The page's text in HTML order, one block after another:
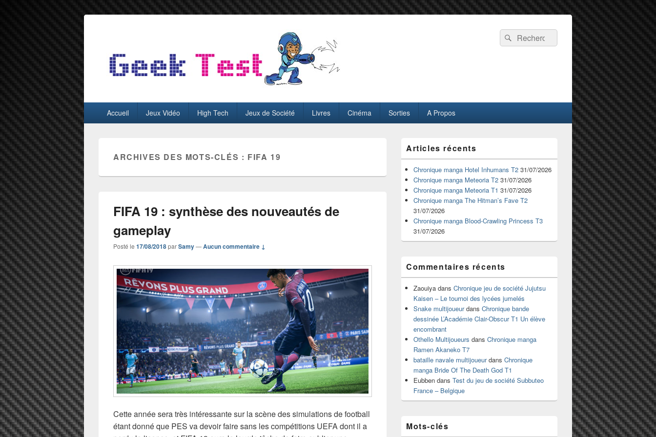
GeekTest
Recherche :
Rechercher
principalAccueil Jeux Vidéo High Tech Jeux de Société Livres Cinéma Sorties A Propos
ARCHIVES DES MOTS-CLÉS : FIFA 19
FIFA 19 : synthèse des nouveautés de
gameplay
Posté le 17/08/2018parSamy—Aucun commentaire ↓
Cette année sera très intéressante sur la scène des simulations de football
étant donné que PES va devoir faire sans les compétitions UEFA dont il a
principale
de
widget
pour
barre
latérale
Articles récents
Chronique manga Hotel Inhumans T2 31/07/2026
Chronique manga Meteoria T2 31/07/2026
Chronique manga Meteoria T1 31/07/2026
Chronique manga The Hitman’s Fave T2
31/07/2026
Chronique manga Blood-Crawling Princess T3
31/07/2026
Commentaires récents
Zaouiya dans Chronique jeu de société Jujutsu
Kaisen – Le tournoi des lycées jumelés
Snake multijoueurdans Chronique bande
dessinée L’Académie Clair-Obscur T1 Un élève
encombrant
Othello Multijoueurs dans Chronique manga
Ramen Akaneko T7
bataille navale multijoueurdans Chronique
manga Bride Of The Death God T1
Eubben dans Test du jeu de société Subbuteo
France – Belgique
Mots-clés